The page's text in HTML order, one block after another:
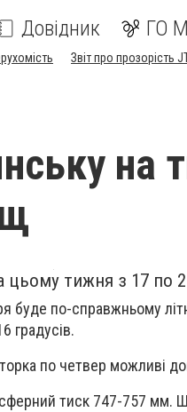
Довідник ГО
Звіт про прозорість
на
тижня з 17 по
буде по-справжньому
градусів.
по четвер можливі
тиск 747-757 мм.